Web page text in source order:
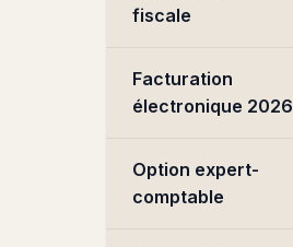
fiscale
Facturation
électronique 2026
Option expert-
comptable